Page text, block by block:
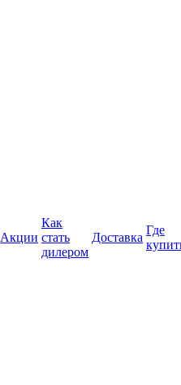
Акции
Как
стать
дилером
Доставка
Где